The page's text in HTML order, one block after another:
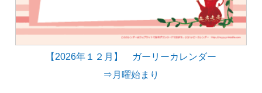
【2026年１２月】 ガーリーカレンダー
⇒月曜始まり